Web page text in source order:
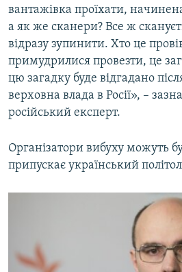
вантажівка проїхати,
а як же сканери? Все ж
відразу зупинити. Хто це
примудрилися провезти, це
цю загадку буде відгадано
верховна влада в Росії», –
російський експерт.
Організатори вибуху можуть
припускає український